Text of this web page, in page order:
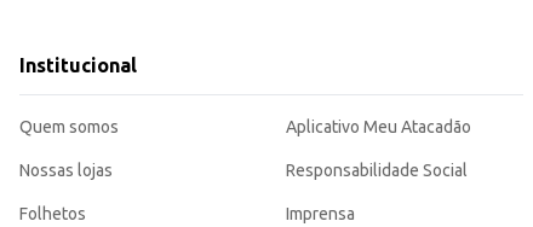
pelos clientes.
da sua gôndola.
a organização de seus produtos.
Institucional
Quem somos
Nossas lojas
Folhetos
Aplicativo Meu Atacadão
Responsabilidade Social
Imprensa